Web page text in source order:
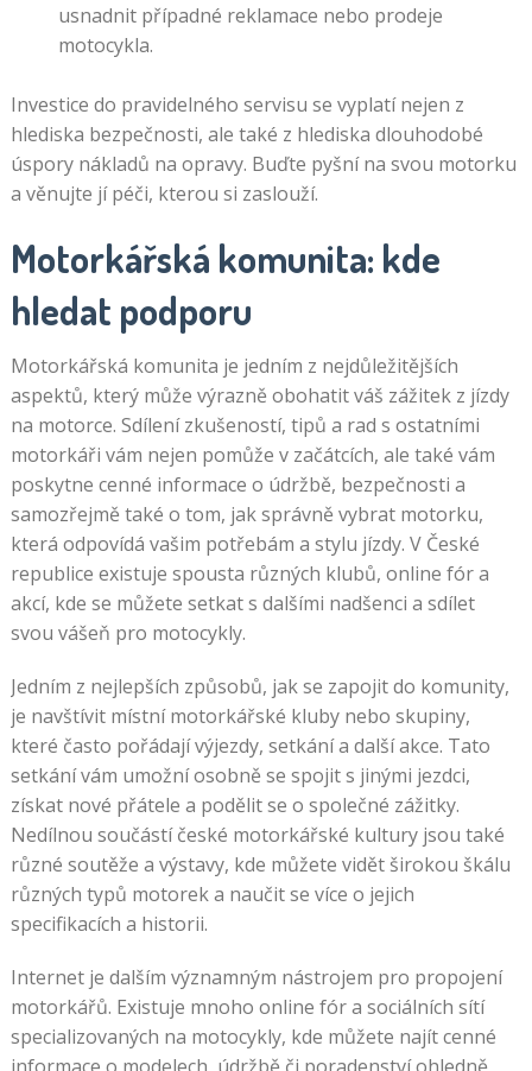
usnadnit případné reklamace nebo prodeje
motocykla.
Investice do pravidelného servisu se vyplatí nejen z
hlediska bezpečnosti, ale také z hlediska dlouhodobé
úspory nákladů na opravy. Buďte pyšní na svou motorku
a věnujte jí péči, kterou si zaslouží.
Motorkářská komunita: kde
hledat podporu
Motorkářská komunita je jedním z nejdůležitějších
aspektů, který může výrazně obohatit váš zážitek z jízdy
na motorce. Sdílení zkušeností, tipů a rad s ostatními
motorkáři vám nejen pomůže v začátcích, ale také vám
poskytne cenné informace o údržbě, bezpečnosti a
samozřejmě také o tom, jak správně vybrat motorku,
která odpovídá vašim potřebám a stylu jízdy. V České
republice existuje spousta různých klubů, online fór a
akcí, kde se můžete setkat s dalšími nadšenci a sdílet
svou vášeň pro motocykly.
Jedním z nejlepších způsobů, jak se zapojit do komunity,
je navštívit místní motorkářské kluby nebo skupiny,
které často pořádají výjezdy, setkání a další akce. Tato
setkání vám umožní osobně se spojit s jinými jezdci,
získat nové přátele a podělit se o společné zážitky.
Nedílnou součástí české motorkářské kultury jsou také
různé soutěže a výstavy, kde můžete vidět širokou škálu
různých typů motorek a naučit se více o jejich
specifikacích a historii.
Internet je dalším významným nástrojem pro propojení
motorkářů. Existuje mnoho online fór a sociálních sítí
specializovaných na motocykly, kde můžete najít cenné